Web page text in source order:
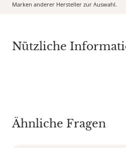
Marken anderer Hersteller zur Auswahl.
Nützliche
Ähnliche Fragen